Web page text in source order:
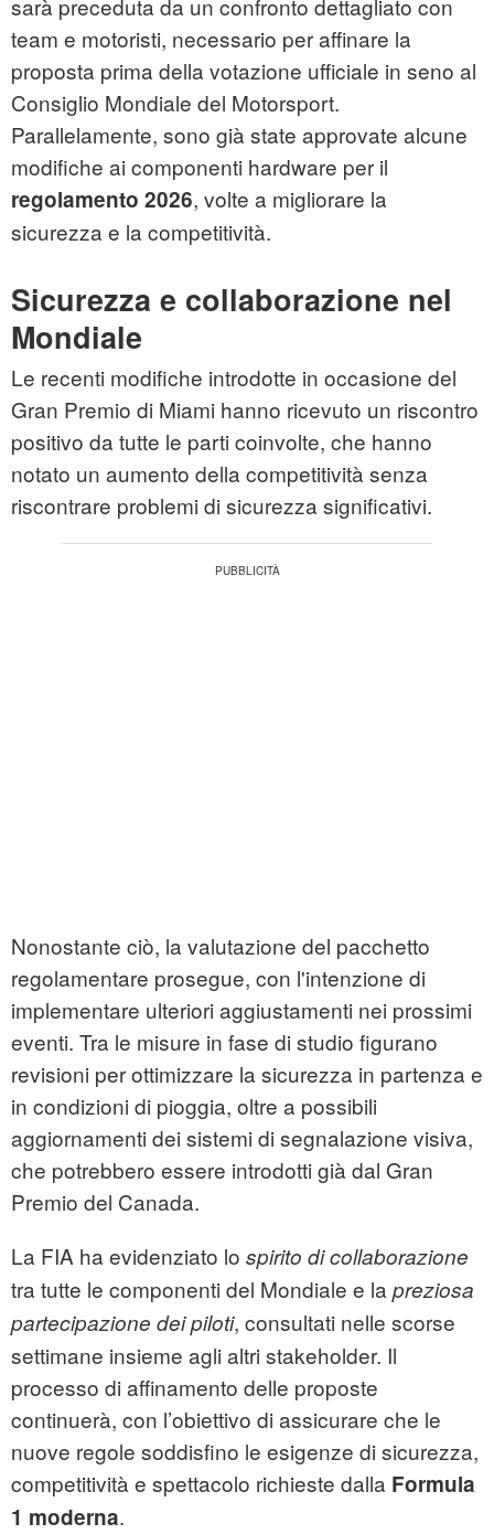
sarà preceduta da un confronto dettagliato con
team e motoristi, necessario per affinare la
proposta prima della votazione ufficiale in seno al
Consiglio Mondiale del Motorsport.
Parallelamente, sono già state approvate alcune
modifiche ai componenti hardware per il
regolamento 2026, volte a migliorare la
sicurezza e la competitività.
Sicurezza e collaborazione nel
Mondiale
Le recenti modifiche introdotte in occasione del
Gran Premio di Miami hanno ricevuto un riscontro
positivo da tutte le parti coinvolte, che hanno
notato un aumento della competitività senza
riscontrare problemi di sicurezza significativi.
Nonostante ciò, la valutazione del pacchetto
regolamentare prosegue, con l'intenzione di
implementare ulteriori aggiustamenti nei prossimi
eventi. Tra le misure in fase di studio figurano
revisioni per ottimizzare la sicurezza in partenza e
in condizioni di pioggia, oltre a possibili
aggiornamenti dei sistemi di segnalazione visiva,
che potrebbero essere introdotti già dal Gran
Premio del Canada.
La FIA ha evidenziato lo spirito di collaborazione
tra tutte le componenti del Mondiale e la preziosa
partecipazione dei piloti, consultati nelle scorse
settimane insieme agli altri stakeholder. Il
processo di affinamento delle proposte
continuerà, con l’obiettivo di assicurare che le
nuove regole soddisfino le esigenze di sicurezza,
competitività e spettacolo richieste dalla Formula
1 moderna.